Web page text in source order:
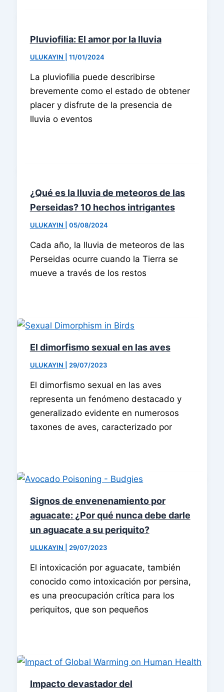
Pluviofilia: El amor por la lluvia
ULUKAYIN 11/01/2024
La pluviofilia puede describirse
brevemente como el estado de obtener
placer y disfrute de la presencia de
lluvia o eventos
¿Qué es la lluvia de meteoros de las
Perseidas? 10 hechos intrigantes
ULUKAYIN 05/08/2024
Cada año, la lluvia de meteoros de las
Perseidas ocurre cuando la Tierra se
mueve a través de los restos
El dimorfismo sexual en las aves
ULUKAYIN 29/07/2023
El dimorfismo sexual en las aves
representa un fenómeno destacado y
generalizado evidente en numerosos
taxones de aves, caracterizado por
Signos de envenenamiento por
aguacate: ¿Por qué nunca debe darle
un aguacate a su periquito?
ULUKAYIN 29/07/2023
El intoxicación por aguacate, también
conocido como intoxicación por persina,
es una preocupación crítica para los
periquitos, que son pequeños
Impacto devastador del